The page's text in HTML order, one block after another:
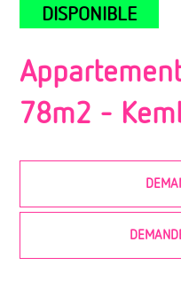
DISPONIBLE
78m2 -